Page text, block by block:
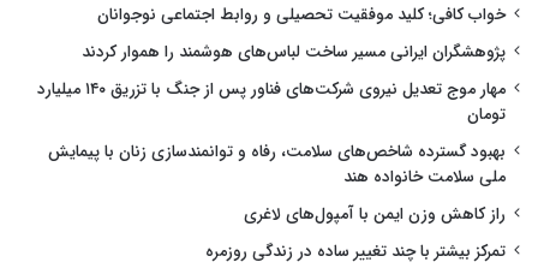
خواب کافی؛ کلید موفقیت تحصیلی و روابط اجتماعی نوجوانان
پژوهشگران ایرانی مسیر ساخت لباس‌های هوشمند را هموار کردند
مهار موج تعدیل نیروی شرکت‌های فناور پس از جنگ با تزریق ۱۴۰ میلیارد
تومان
بهبود گسترده شاخص‌های سلامت، رفاه و توانمندسازی زنان با پیمایش
ملی سلامت خانواده هند
راز کاهش وزن ایمن با آمپول‌های لاغری
تمرکز بیشتر با چند تغییر ساده در زندگی روزمره